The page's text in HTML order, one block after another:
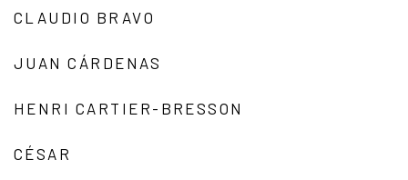
CLAUDIO BRAVO
JUAN CÁRDENAS
HENRI CARTIER-BRESSON
CÉSAR